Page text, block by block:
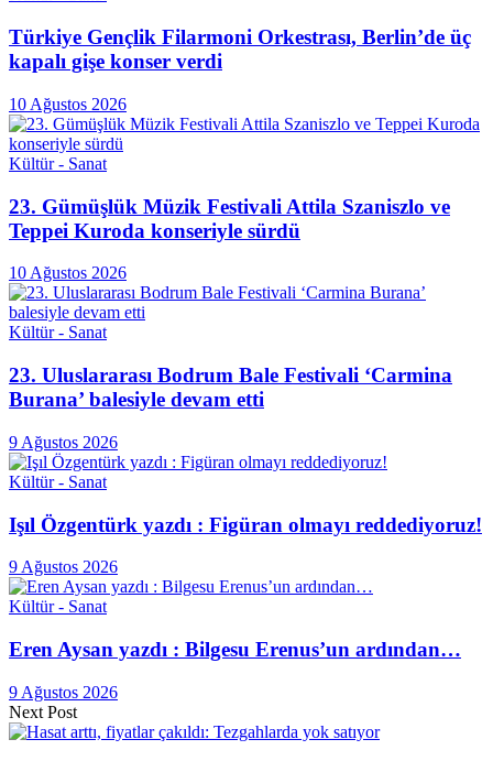
Türkiye Gençlik Filarmoni Orkestrası, Berlin’de üç
kapalı gişe konser verdi
10 Ağustos 2026
Kültür - Sanat
23. Gümüşlük Müzik Festivali Attila Szaniszlo ve
Teppei Kuroda konseriyle sürdü
10 Ağustos 2026
Kültür - Sanat
23. Uluslararası Bodrum Bale Festivali ‘Carmina
Burana’ balesiyle devam etti
9 Ağustos 2026
Kültür - Sanat
Işıl Özgentürk yazdı : Figüran olmayı reddediyoruz!
9 Ağustos 2026
Kültür - Sanat
Eren Aysan yazdı : Bilgesu Erenus’un ardından…
9 Ağustos 2026
Next Post